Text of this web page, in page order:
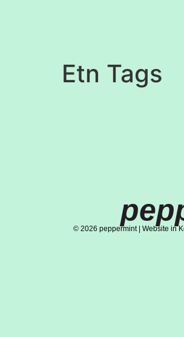
Etn Tags
© 2026 peppermint | Website in